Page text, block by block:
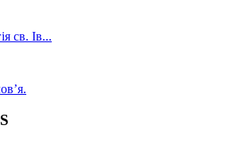
св. Ів...